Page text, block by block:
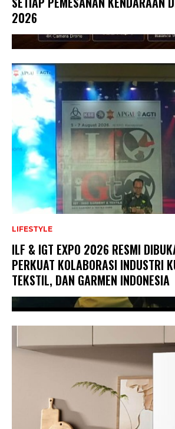
2026
LIFESTYLE
ILF & IGT EXPO 2026 RESMI
PERKUAT KOLABORASI INDUSTRI
TEKSTIL, DAN GARMEN INDONESIA